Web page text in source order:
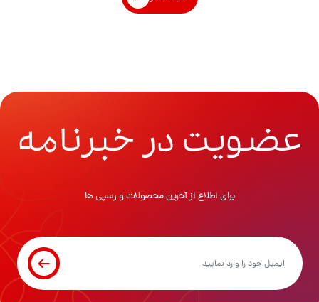
عضویت در خبرنامه
برای اطلاع از آخرین محصولات و رسپی ها